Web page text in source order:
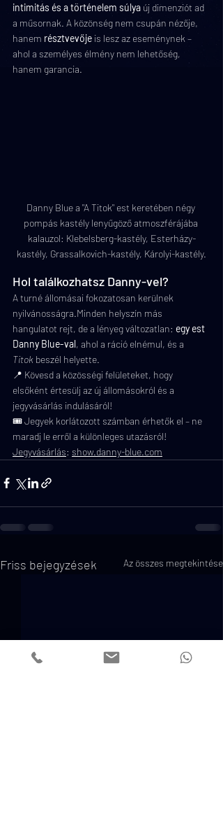
intimitás és a történelem súlya új dimenziót ad
a műsornak. A közönség nem csupán nézője,
hanem résztvevője is lesz az eseménynek –
ahol a személyes élmény nem lehetőség,
hanem garancia.
Danny Blue a "A Titok" est keretében négy
pompás kastély lenyűgöző atmoszférájába
kalauzol: Klebelsberg-kastély, Esterházy-
kastély, Grassalkovich-kastély, Károlyi-kastély.
Hol találkozhatsz Danny-vel?
A turné állomásai fokozatosan kerülnek
nyilvánosságra.Minden helyszín más
hangulatot rejt, de a lényeg változatlan: egy est
Danny Blue-val, ahol a ráció elnémul, és a
Titok beszél helyette.
📍 Kövesd a közösségi felületeket, hogy
elsőként értesülj az új állomásokról és a
jegyvásárlás indulásáról!
🎟️ Jegyek korlátozott számban érhetők el – ne
maradj le erről a különleges utazásról!
Jegyvásárlás: show.danny-blue.com
Friss bejegyzések Az összes megtekintése